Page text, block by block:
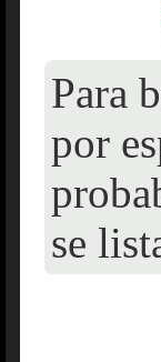
Para
por
se